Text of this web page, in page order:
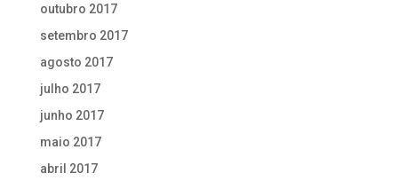
outubro 2017
setembro 2017
agosto 2017
julho 2017
junho 2017
maio 2017
abril 2017